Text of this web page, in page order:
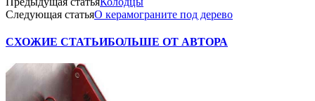
Следующая статьяО керамограните под дерево
СХОЖИЕ СТАТЬИБОЛЬШЕ ОТ АВТОРА